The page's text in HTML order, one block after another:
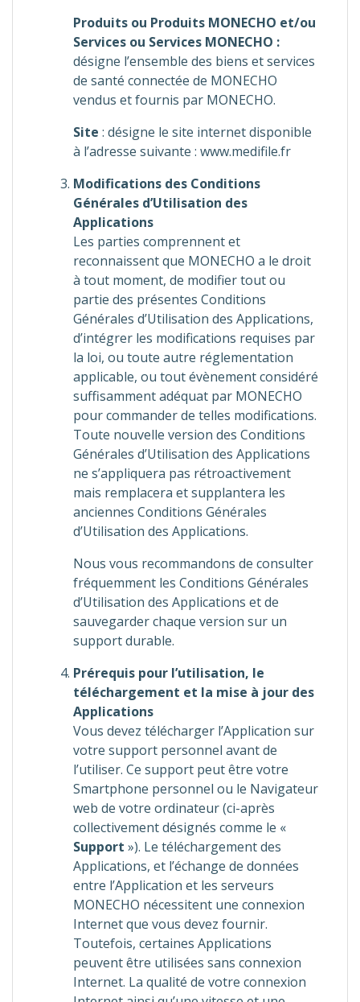
Produits ou Produits MONECHO et/ou
Services ou Services MONECHO :
désigne l’ensemble des biens et services
de santé connectée de MONECHO
vendus et fournis par MONECHO.
Site : désigne le site internet disponible
à l’adresse suivante : www.medifile.fr
Modifications des Conditions
Générales d’Utilisation des
Applications
Les parties comprennent et
reconnaissent que MONECHO a le droit
à tout moment, de modifier tout ou
partie des présentes Conditions
Générales d’Utilisation des Applications,
d’intégrer les modifications requises par
la loi, ou toute autre réglementation
applicable, ou tout évènement considéré
suffisamment adéquat par MONECHO
pour commander de telles modifications.
Toute nouvelle version des Conditions
Générales d’Utilisation des Applications
ne s’appliquera pas rétroactivement
mais remplacera et supplantera les
anciennes Conditions Générales
d’Utilisation des Applications.
Nous vous recommandons de consulter
fréquemment les Conditions Générales
d’Utilisation des Applications et de
sauvegarder chaque version sur un
support durable.
Prérequis pour l’utilisation, le
téléchargement et la mise à jour des
Applications
Vous devez télécharger l’Application sur
votre support personnel avant de
l’utiliser. Ce support peut être votre
Smartphone personnel ou le Navigateur
web de votre ordinateur (ci-après
collectivement désignés comme le «
Support »). Le téléchargement des
Applications, et l’échange de données
entre l’Application et les serveurs
MONECHO nécessitent une connexion
Internet que vous devez fournir.
Toutefois, certaines Applications
peuvent être utilisées sans connexion
Internet. La qualité de votre connexion